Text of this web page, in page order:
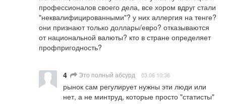
профессионалов своего дела, все хором вдруг стали
"неквалифицированными"? у них аллергия на тенге?
они признают только доллары/евро? отказываются
от национальной валюты? кто в стране определяет
профпригодность?
4 Это полный абсурд 03.06 10:36
рынок сам регулирует нужны эти люди или
нет, а не минтруд, которые просто "статисты"